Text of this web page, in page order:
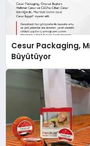
Cesur Packaging,
Büyütüyor